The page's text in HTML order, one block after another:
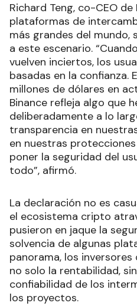
Richard Teng, co-CEO de
plataformas de
más grandes del
a este escenario.
vuelven inciertos, los
basadas en la confianza.
millones de dólares en
Binance refleja algo que
deliberadamente a lo
transparencia en
en nuestras
poner la seguridad del
todo”, afirmó.
La declaración no es
el ecosistema cripto
pusieron en jaque la
solvencia de algunas
panorama, los
no solo la rentabilidad,
confiabilidad de los
los proyectos.